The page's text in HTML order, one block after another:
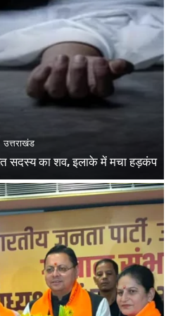
उत्तराखंड
सदस्य का शव, इलाके में मचा हड़कंप